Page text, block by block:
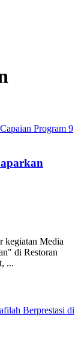
kegiatan Media
di Restoran
...